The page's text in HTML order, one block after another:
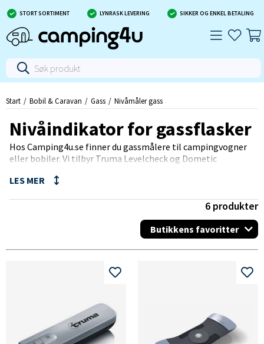
STORT SORTIMENT LYNRASK LEVERING SIKKER OG ENKEL BETALING
Start Bobil & Caravan Gass Nivåmåler gass
Nivåindikator for gassflasker
Hos Camping4u.se finner du gassmålere til campingvogner
eller bobiler. Vi tilbyr Truma Levelcheck og Dometic
ultralydsmåling - et must for alle campere! Vi anbefaler også
oversikt over gassnivået fra stuen, et svært prisgunstig og
6 produkter
Butikkens favoritter